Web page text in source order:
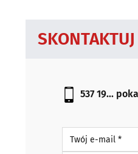
537 19...